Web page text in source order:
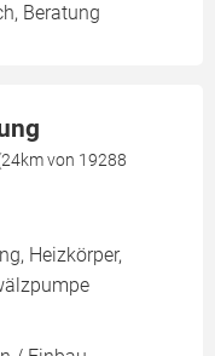
Beratung
von 19288
Heizkörper,